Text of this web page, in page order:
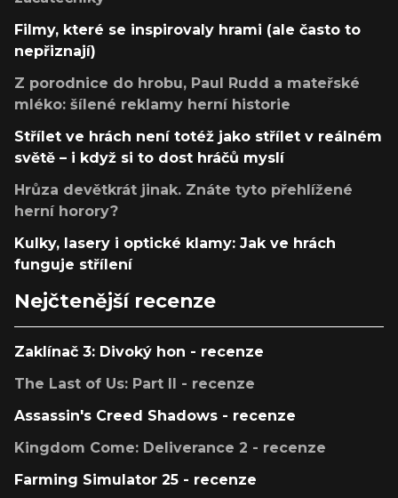
Filmy, které se inspirovaly hrami (ale často to
nepřiznají)
Z porodnice do hrobu, Paul Rudd a mateřské
mléko: šílené reklamy herní historie
Střílet ve hrách není totéž jako střílet v reálném
světě – i když si to dost hráčů myslí
Hrůza devětkrát jinak. Znáte tyto přehlížené
herní horory?
Kulky, lasery i optické klamy: Jak ve hrách
funguje střílení
Nejčtenější recenze
Zaklínač 3: Divoký hon - recenze
The Last of Us: Part II - recenze
Assassin's Creed Shadows - recenze
Kingdom Come: Deliverance 2 - recenze
Farming Simulator 25 - recenze